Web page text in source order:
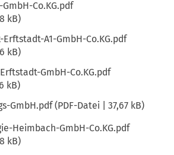
Co.KG.pdf
kB
Erftstadt-A1-GmbH-Co.KG.pdf
kB
GmbH-Co.KG.pdf
kB
GmbH.pdf PDF-Datei
37,67 kB
Heimbach-GmbH-Co.KG.pdf
kB